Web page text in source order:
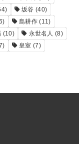
坂谷 (40)
島耕作(11)
(10) 永世名人 (8)
皇室 (7)